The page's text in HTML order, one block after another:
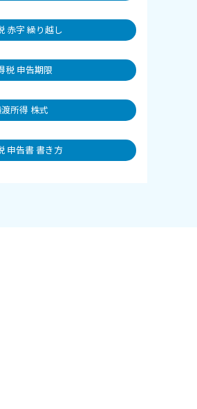
赤字 繰り越し
税 申告期限
所得 株式
申告書 書き方